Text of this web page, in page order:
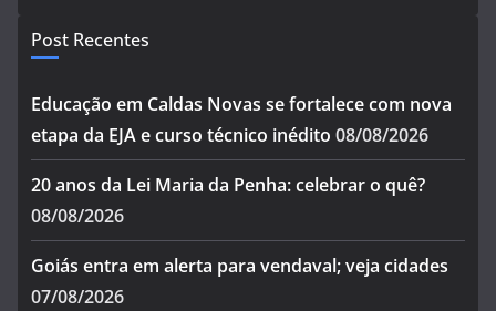
Post Recentes
Educação em Caldas Novas se fortalece com nova
etapa da EJA e curso técnico inédito 08/08/2026
20 anos da Lei Maria da Penha: celebrar o quê?
08/08/2026
Goiás entra em alerta para vendaval; veja cidades
07/08/2026